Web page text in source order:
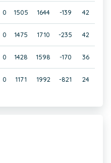
0 1505 1644 -139 42
0 1475 1710 -235 42
0 1428 1598 -170 36
0 1171 1992 -821 24